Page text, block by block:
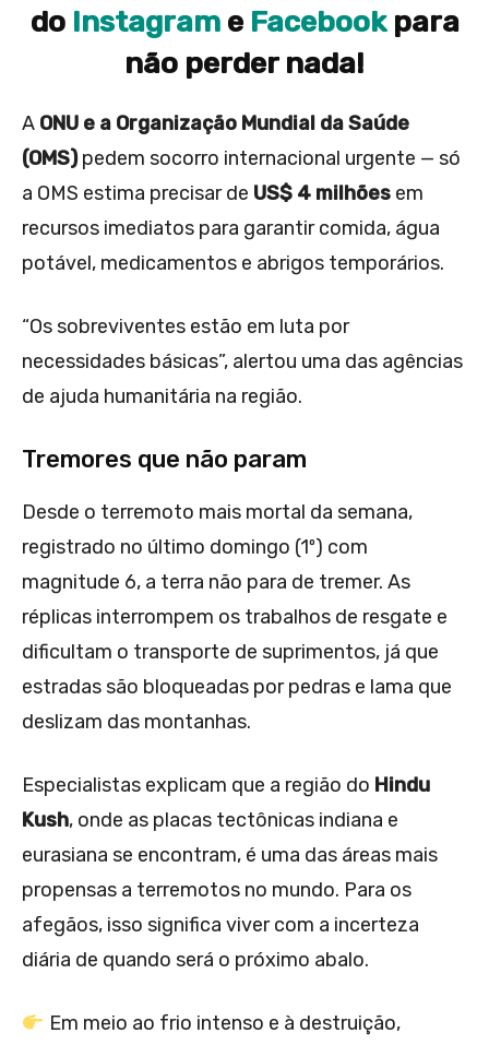
do Instagram e Facebookpara
não perder nada!
A ONU e a Organização Mundial da Saúde
(OMS)pedem socorro internacional urgente — só
a OMS estima precisar de US$ 4 milhões em
recursos imediatos para garantir comida, água
potável, medicamentos e abrigos temporários.
“Os sobreviventes estão em luta por
necessidades básicas”, alertou uma das agências
de ajuda humanitária na região.
Tremores que não param
Desde o terremoto mais mortal da semana,
registrado no último domingo (1º) com
magnitude 6, a terra não para de tremer. As
réplicas interrompem os trabalhos de resgate e
dificultam o transporte de suprimentos, já que
estradas são bloqueadas por pedras e lama que
deslizam das montanhas.
Especialistas explicam que a região do Hindu
Kush, onde as placas tectônicas indiana e
eurasiana se encontram, é uma das áreas mais
propensas a terremotos no mundo. Para os
afegãos, isso significa viver com a incerteza
diária de quando será o próximo abalo.
Em meio ao frio intenso e à destruição,